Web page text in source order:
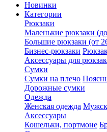
Новинки
Категории
Рюкзаки
Маленькие рюкзаки
Большие рюкзаки (от
Бизнес-рюкзаки
Аксессуары для
Сумки
Сумки на плечо
Дорожные сумки
Одежда
Женская одежда
Аксессуары
Кошельки, портмоне